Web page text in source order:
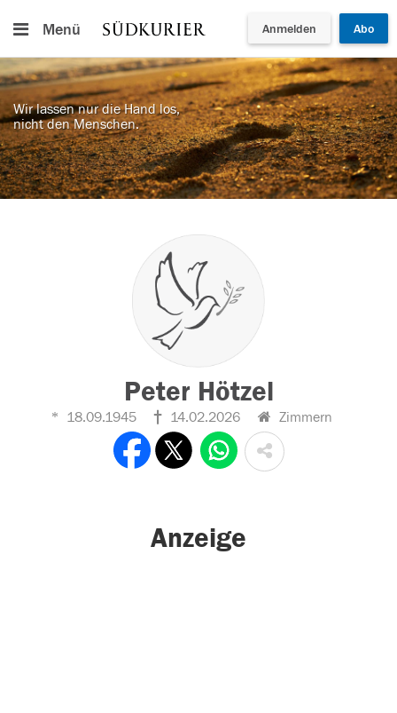
Menü Anmelden Abo
Wir lassen nur die Hand los,
nicht den Menschen.
Peter Hötzel
18.09.1945 14.02.2026 Zimmern
Anzeige